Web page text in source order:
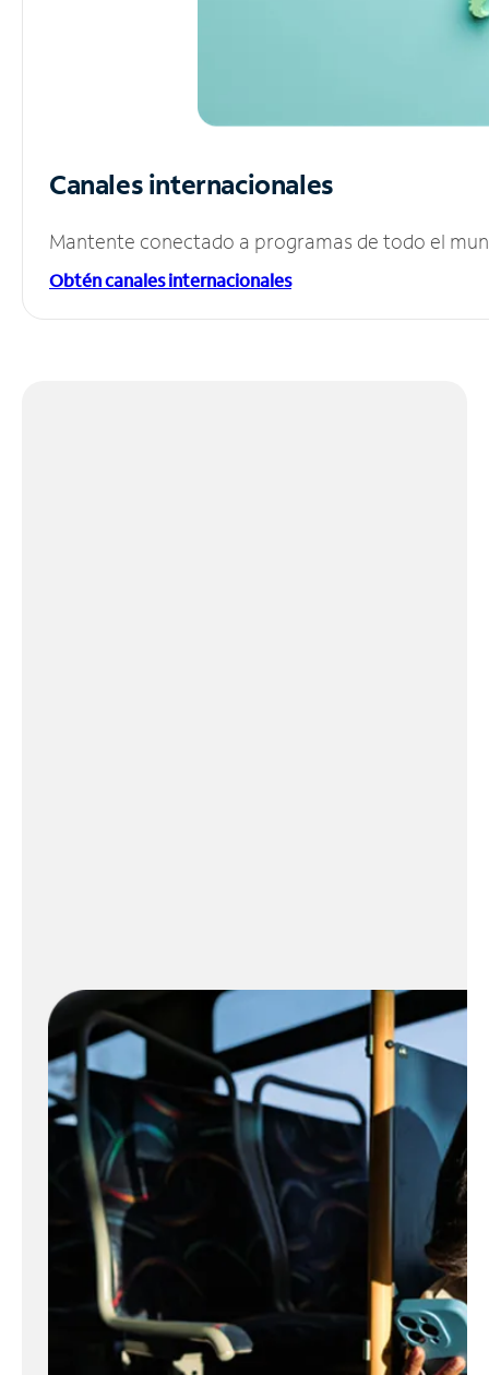
Canales internacionales
Mantente conectado a programas de todo el
Obtén canales internacionales